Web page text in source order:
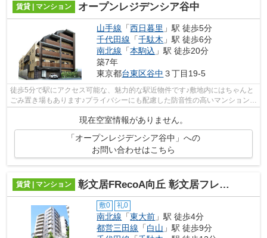
賃貸 | マンション オープンレジデンシア谷中
山手線 「西日暮里 」駅 徒歩5分
千代田線 「千駄木 」駅 徒歩6分
南北線 「本駒込 」駅 徒歩20分
築7年
東京都台東区谷中 ３丁目19-5
徒歩5分で駅にアクセス可能な、魅力的な駅近物件です♪敷地内にはちゃんと
ごみ置き場もあります♪プライバシーにも配慮した防音性の高いマンション♪
現在空室情報がありません。
「オープンレジデンシア谷中」への
お問い合わせはこちら
賃貸 | マンション 彰文居FRecoA向丘 彰文居フレコア向丘
敷0 礼0
南北線 「東大前 」駅 徒歩4分
都営三田線 「白山 」駅 徒歩9分